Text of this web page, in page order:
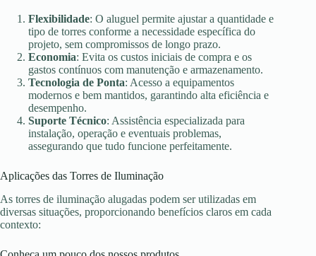
Flexibilidade: O aluguel permite ajustar a quantidade e
tipo de torres conforme a necessidade específica do
projeto, sem compromissos de longo prazo.
Economia: Evita os custos iniciais de compra e os
gastos contínuos com manutenção e armazenamento.
Tecnologia de Ponta: Acesso a equipamentos
modernos e bem mantidos, garantindo alta eficiência e
desempenho.
Suporte Técnico: Assistência especializada para
instalação, operação e eventuais problemas,
assegurando que tudo funcione perfeitamente.
Aplicações das Torres de Iluminação
As torres de iluminação alugadas podem ser utilizadas em
diversas situações, proporcionando benefícios claros em cada
contexto: